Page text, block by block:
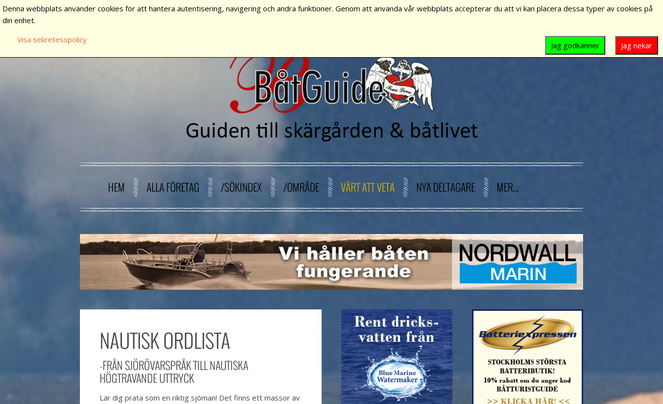
HEM ALLA FÖRETAG /SÖKINDEX /OMRÅDE VÄRT ATT VETA NYA DELTAGARE MER...
NAUTISK ORDLISTA
-FRÅN SJÖRÖVARSPRÅK TILL NAUTISKA
HÖGTRAVANDE UTTRYCK
Lär dig prata som en riktig sjöman! Det finns ett massor av
Denna webbplats använder cookies för att hantera autentisering, navigering och andra funktioner. Genom att använda vår webbplats accepterar du att vi kan placera dessa typer av cookies på
din enhet.
Visa sekretesspolicy
Jag nekar
Jag godkänner